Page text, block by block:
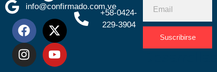
info@confirmado.com.ve
+58-0424-
229-3904
Suscribirse